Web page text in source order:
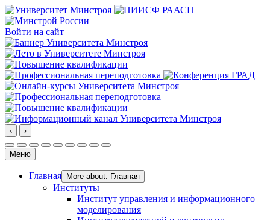
Войти на сайт
‹ ›
Меню
Главная More about: Главная
Институты
Институт управления и информационного
моделирования